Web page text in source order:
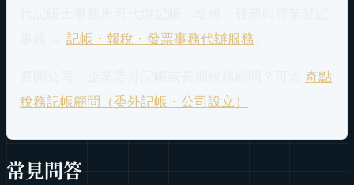
記帳・報稅・發票事務代辦服務
奇點
稅務記帳顧問（委外記帳・公司設立）
常見問答